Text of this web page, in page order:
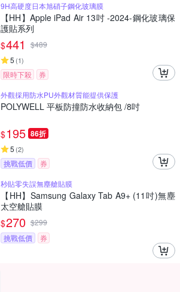
9H高硬度日本旭硝子鋼化玻璃膜
【HH】Apple iPad Air 13吋 -2024-鋼化玻璃保
護貼系列
$441 $489
5 (1)
限時下殺
券
外觀採用防水PU外觀材質能提供保護
POLYWELL 平板防撞防水收納包 /8吋
$195 86折
5 (2)
挑戰低價
券
秒貼零失誤無塵艙貼膜
【HH】Samsung Galaxy Tab A9+ (11吋)無塵
太空艙貼膜
$270 $299
挑戰低價
券